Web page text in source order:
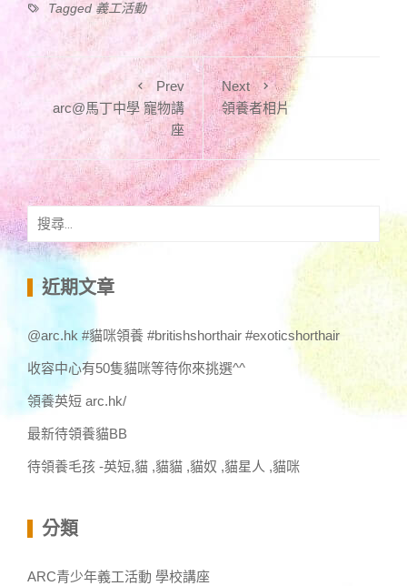
Tagged 義工活動
Prev
arc@馬丁中學 寵物講
座
Next
領養者相片
搜
關
鍵 近期文章
@arc.hk #貓咪領養 #britishshorthair #exoticshorthair
收容中心有50隻貓咪等待你來挑選^^
領養英短 arc.hk/
最新待領養貓BB
待領養毛孩 -英短,貓 ,貓貓 ,貓奴 ,貓星人 ,貓咪
分類
ARC青少年義工活動 學校講座